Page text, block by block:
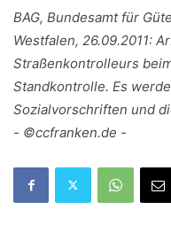
BAG, Bundesamt für
Westfalen, 26.09.2011:
Straßenkontrolleurs
Standkontrolle. Es
Sozialvorschriften und
- ©ccfranken.de -